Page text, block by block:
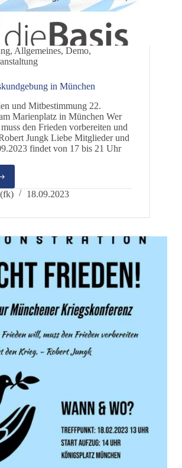
, Allgemeines, Demo,
in München
und Mitbestimmung 22.
Marienplatz in München Wer
den Frieden vorbereiten und
Jungk Liebe Mitglieder und
findet von 17 bis 21 Uhr
18.09.2023